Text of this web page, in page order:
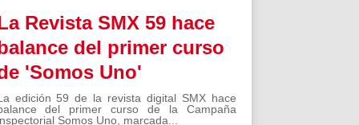
Revista SMX 59 hace
del primer curso
'Somos Uno'
edición 59 de la revista digital SMX hace
del primer curso de la Campaña
Somos Uno, marcada...